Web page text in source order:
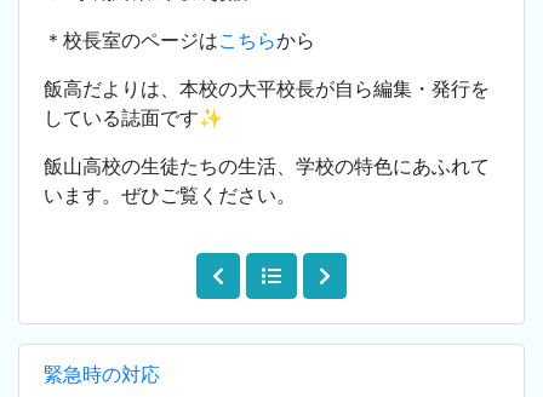
緊急時の対応
＊校長室のページはこちらから
飯高だよりは、本校の大平校長が自ら編集・発行を
している誌面です✨
飯山高校の生徒たちの生活、学校の特色にあふれて
います。ぜひご覧ください。